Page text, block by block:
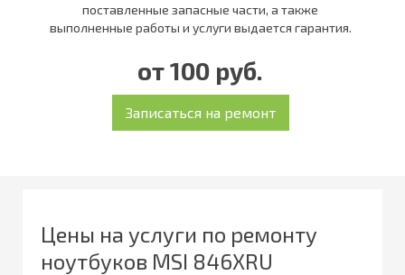
поставленные запасные части, а также
выполненные работы и услуги выдается гарантия.
от 100 руб.
Цены на услуги по ремонту
ноутбуков MSI 846XRU